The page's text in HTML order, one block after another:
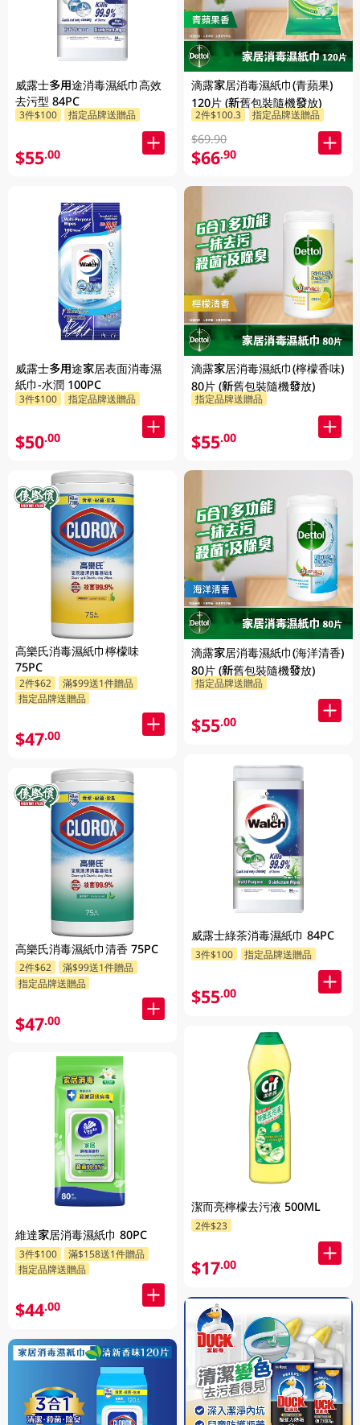
威露士多用途消毒濕紙巾高效
去污型 84PC
3件$100 指定品牌送贈品
$55.00
威露士多用途家居表面消毒濕
紙巾-水潤 100PC
3件$100 指定品牌送贈品
$50.00
高樂氏消毒濕紙巾檸檬味
75PC
2件$62
滿$99送1件贈品
指定品牌送贈品
$47.00
高樂氏消毒濕紙巾清香 75PC
2件$62
滿$99送1件贈品
指定品牌送贈品
$47.00
維達家居消毒濕紙巾 80PC
3件$100
滿$158送1件贈品
指定品牌送贈品
$44.00
滴露家居消毒濕紙巾(青蘋果)
120片 (新舊包裝隨機發放)
2件$100.3 指定品牌送贈品
$69.90
$66.90
滴露家居消毒濕紙巾(檸檬香味)
80片 (新舊包裝隨機發放)
指定品牌送贈品
$55.00
滴露家居消毒濕紙巾(海洋清香)
80片 (新舊包裝隨機發放)
指定品牌送贈品
$55.00
威露士綠茶消毒濕紙巾 84PC
3件$100 指定品牌送贈品
$55.00
潔而亮檸檬去污液 500ML
2件$23
$17.00